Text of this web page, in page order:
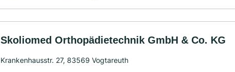
Skoliomed Orthopädietechnik GmbH & Co. KG
Krankenhausstr. 27, 83569 Vogtareuth